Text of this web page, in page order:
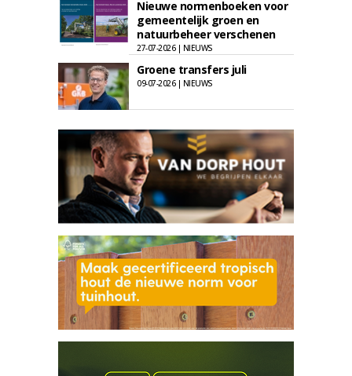
Nieuwe normenboeken voor
gemeentelijk groen en
natuurbeheer verschenen
27-07-2026 | NIEUWS
Groene transfers juli
09-07-2026 | NIEUWS